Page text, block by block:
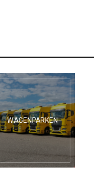
WAGENPARKEN